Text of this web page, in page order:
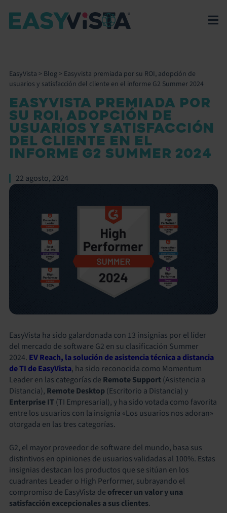
EasyVista > Blog> Easyvista premiada por su ROI, adopción de
usuarios y satisfacción del cliente en el informe G2 Summer 2024
EASYVISTA PREMIADA POR
SU ROI, ADOPCIÓN DE
USUARIOS Y SATISFACCIÓN
DEL CLIENTE EN EL
INFORME G2 SUMMER 2024
22 agosto, 2024
EasyVista ha sido galardonada con 13 insignias por el líder
del mercado de software G2 en su clasificación Summer
2024. EV Reach, la solución de asistencia técnica a distancia
de TI de EasyVista, ha sido reconocida como Momentum
Leader en las categorías de Remote Support(Asistencia a
Distancia), Remote Desktop(Escritorio a Distancia) y
Enterprise IT(TI Empresarial), y ha sido votada como favorita
entre los usuarios con la insignia «Los usuarios nos adoran»
otorgada en las tres categorías.
G2, el mayor proveedor de software del mundo, basa sus
distintivos en opiniones de usuarios validadas al 100%. Estas
insignias destacan los productos que se sitúan en los
cuadrantes Leader o High Performer, subrayando el
compromiso de EasyVista de ofrecer un valor y una
satisfacción excepcionales a sus clientes.